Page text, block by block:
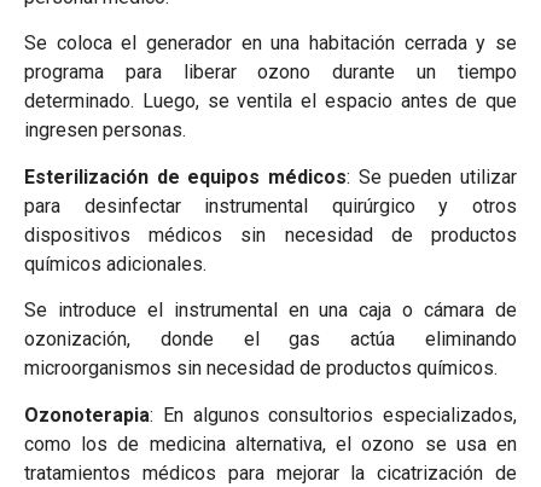
Se coloca el generador en una habitación cerrada y se
programa para liberar ozono durante un tiempo
determinado. Luego, se ventila el espacio antes de que
ingresen personas.
Esterilización de equipos médicos: Se pueden utilizar
para desinfectar instrumental quirúrgico y otros
dispositivos médicos sin necesidad de productos
químicos adicionales.
Se introduce el instrumental en una caja o cámara de
ozonización, donde el gas actúa eliminando
microorganismos sin necesidad de productos químicos.
Ozonoterapia: En algunos consultorios especializados,
como los de medicina alternativa, el ozono se usa en
tratamientos médicos para mejorar la cicatrización de